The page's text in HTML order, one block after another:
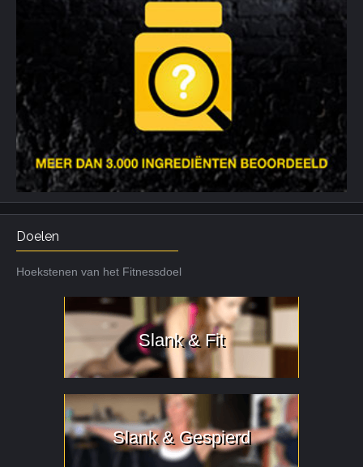
Doelen
Hoekstenen van het Fitnessdoel
Slank & Fit
Slank & Gespierd